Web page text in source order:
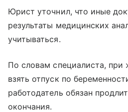
Юрист уточнил, что иные
результаты медицинских
учитываться.
По словам специалиста,
взять отпуск по
работодатель обязан
окончания.